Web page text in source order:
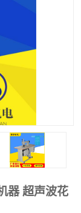
器 超声波花